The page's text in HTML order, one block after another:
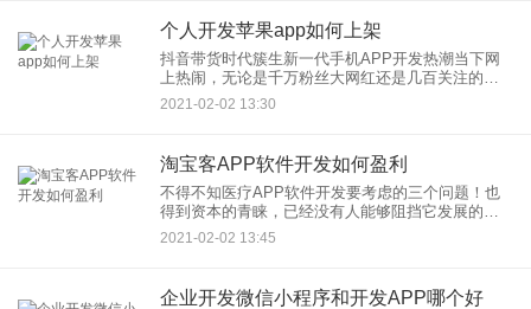
个人开发苹果app如何上架
抖音带货时代簇生新一代手机APP开发热潮当下网
上热闹，无论是千万粉丝大网红还是几百关注的个
人小主播，2020年时代变迁，很多传统行业冲击严
重，一个时代的发展，必定带来一个新机遇的突飞
2021-02-02 13:30
淘宝客APP软件开发如何盈利
不得不知医疗APP软件开发要考虑的三个问题！也
得到资本的青睐，已经没有人能够阻挡它发展的脚
步。服务管理以及在线获客，运营上面要做好，需
要丰富的经验来支撑才可以。下面小编告诉大家不
2021-02-02 13:45
企业开发微信小程序和开发APP哪个好